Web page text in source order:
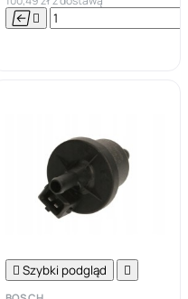


 
 Szybki podgląd 